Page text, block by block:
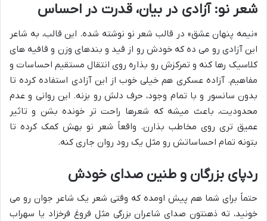
شعر نو: آزادی در بیان، قدرت در احساس
«نیمه پنهان عشق» در قالب شعر نو نوشته شده. این قالب، به شاعر
این آزادی رو می ده که خودش رو از قید و بندهای وزن و قافیه های
کلاسیک رها کنه و تمرکزش رو بذاره روی انتقال مستقیم احساسات و
مفاهیم. آزاده عسکری هم خیلی خوب از این آزادی استفاده کرده تا
بدون سانسور و با تمام وجود، حرف دلش رو بزنه. این روانی و عدم
محدودیت، باعث میشه که شعرها راحت تر خونده بشن و تاثیر
عمیق تری روی مخاطب بذارن. واقعاً شعر نو بهش کمک کرده تا
بتونه تمام احساساتش رو مثل یک رود روان جاری کنه.
ردپای بزرگان و طنین صدای خودش
حتماً برای شما هم پیش اومده که وقتی شعر یک شاعر جوان رو می
خونید، ته ذهنتون صدای شاعران بزرگی مثل فروغ فرخزاد یا سهراب